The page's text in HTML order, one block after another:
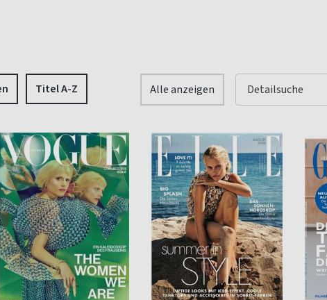
Titel A-Z Alle anzeigen